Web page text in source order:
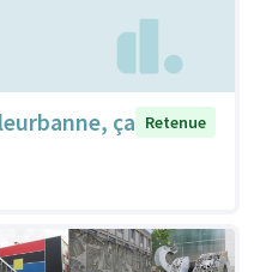
ça Retenue